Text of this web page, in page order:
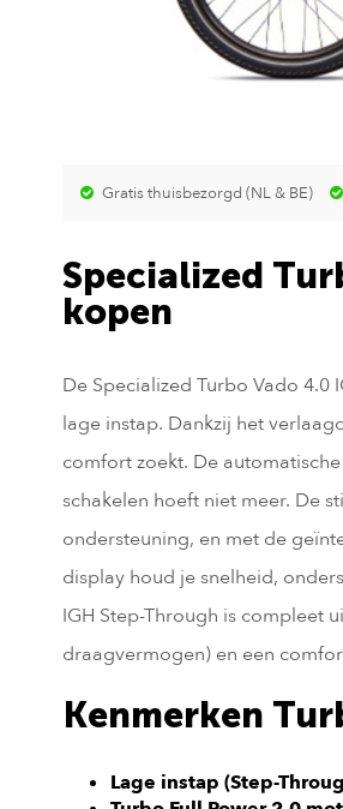
Gratis thuisbezorgd (NL & BE)
Specialized
kopen
De Specialized Turbo Vado 4.0
lage instap. Dankzij het
comfort zoekt. De
schakelen hoeft niet meer. De
ondersteuning, en met de
display houd je snelheid,
IGH Step-Through is compleet
draagvermogen) en een
Kenmerken
Lage instap (Step-